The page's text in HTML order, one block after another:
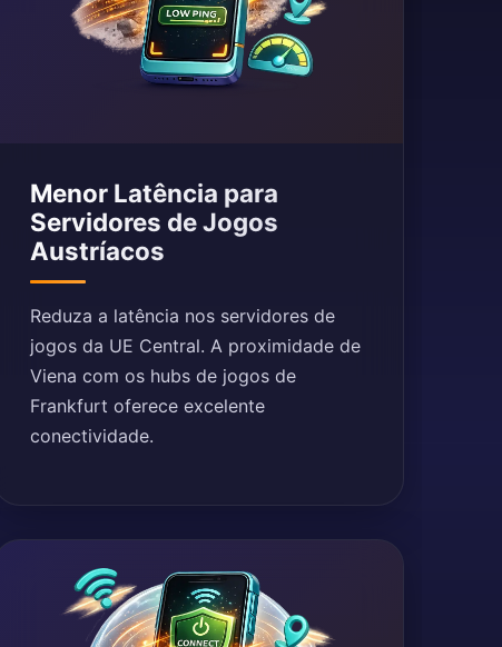
Menor Latência para
Servidores de Jogos
Austríacos
Reduza a latência nos servidores de
jogos da UE Central. A proximidade de
Viena com os hubs de jogos de
Frankfurt oferece excelente
conectividade.